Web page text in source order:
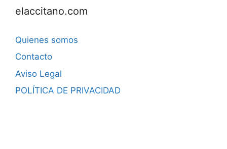
elaccitano.com
Quienes somos
Contacto
Aviso Legal
POLÍTICA DE PRIVACIDAD